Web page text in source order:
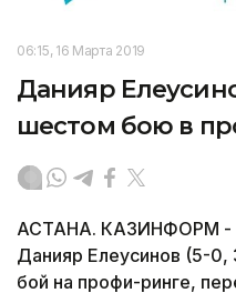
06:15, 16 Марта 2019
Данияр
шестом бою в
АСТАНА. КАЗИНФОРМ -
Данияр Елеусинов (5-
бой на профи-ринге,